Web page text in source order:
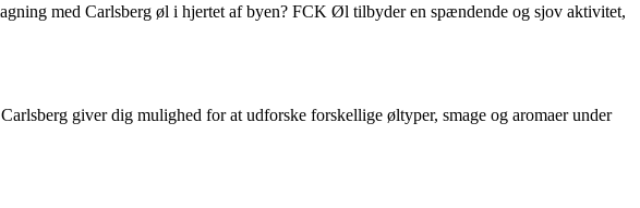
med Carlsberg øl i hjertet af byen? FCK Øl tilbyder en spændende og sjov aktivitet,
giver dig mulighed for at udforske forskellige øltyper, smage og aromaer under